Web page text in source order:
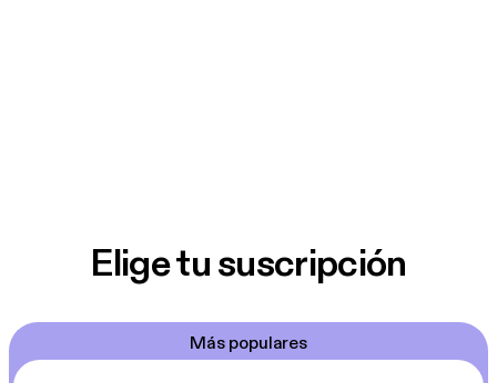
Elige tu suscripción
Más populares